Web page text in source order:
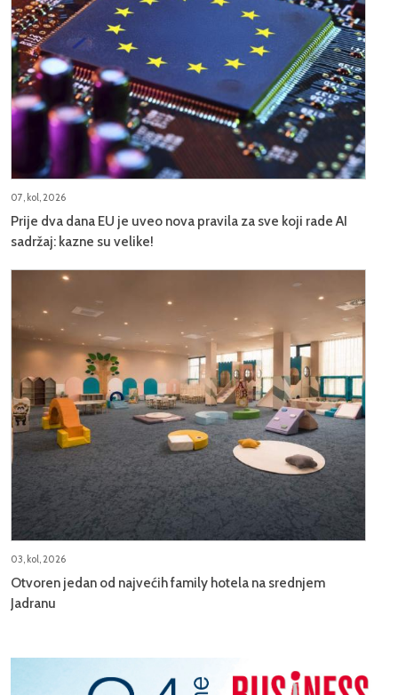
07, kol, 2026
Prije dva dana EU je uveo nova pravila za sve koji rade AI
sadržaj: kazne su velike!
03, kol, 2026
Otvoren jedan od najvećih family hotela na srednjem
Jadranu